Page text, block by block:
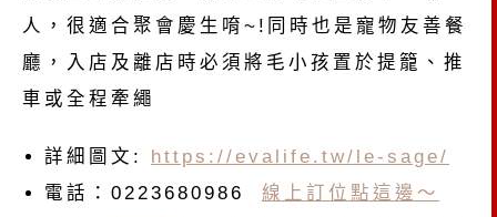
人，很適合聚會慶生唷~!同時也是寵物友善餐
廳，入店及離店時必須將毛小孩置於提籠、推
車或全程牽繩
詳細圖文: https://evalife.tw/le-sage/
電話：0223680986 線上訂位點這邊～